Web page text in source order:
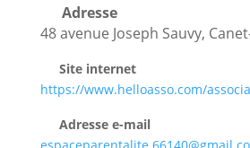
Adresse
48 avenue Joseph Sauvy,
Site internet
https://www.helloasso.com/
Adresse e-mail